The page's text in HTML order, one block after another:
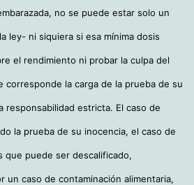
no se puede estar solo un
ley- ni siquiera si esa mínima dosis
el rendimiento ni probar la culpa del
corresponde la carga de la prueba de su
responsabilidad estricta. El caso de
la prueba de su inocencia, el caso de
que puede ser descalificado,
un caso de contaminación alimentaria,